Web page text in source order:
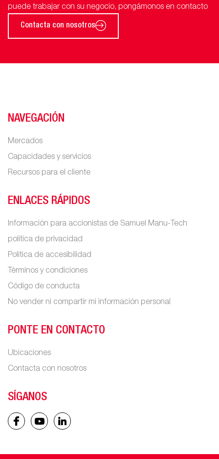
puede trabajar con su negocio, pongámonos en contacto
Contacta con nosotros
NAVEGACIÓN
Mercados
Capacidades y servicios
Recursos para el cliente
ENLACES RÁPIDOS
Información para accionistas de Samuel Manu-Tech
política de privacidad
Política de accesibilidad
Términos y condiciones
Código de conducta
No vender ni compartir mi información personal
PONTE EN CONTACTO
Ubicaciones
Contacta con nosotros
SÍGANOS